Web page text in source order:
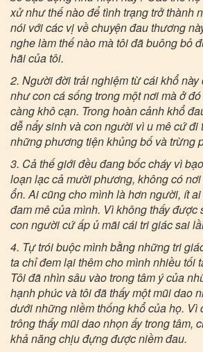
xử như thế nào để tình trạng trở thành
nói với các vị về chuyện đau thương
nghe làm thế nào mà tôi đã buông bỏ
hãi của tôi.
2. Người đời trải nghiệm từ cái khổ này
như con cá sống trong một nơi mà ở
càng khô cạn. Trong hoàn cảnh khổ
dễ nẩy sinh và con người vì u mê cứ đi
những phương tiện khủng bố và trừng
3. Cả thế giới đều đang bốc cháy vì
loạn lạc cả mười phương, không có
ổn. Ai cũng cho mình là hơn người, ít
đam mê của mình. Vì không thấy được
con người cứ ấp ủ mãi cái tri giác sai
4. Tự trói buộc mình bằng những tri
ta chỉ đem lại thêm cho mình nhiều tối
Tôi đã nhìn sâu vào trong tâm ý của
hạnh phúc và tôi đã thấy một mũi dao
dưới những niềm thống khổ của họ. Vì
trông thấy mũi dao nhọn ấy trong tâm,
khả năng chịu đựng được niềm đau.